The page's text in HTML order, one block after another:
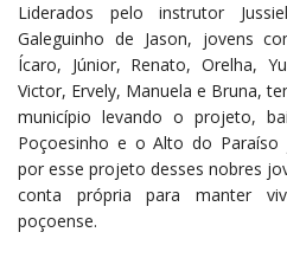
Liderados pelo instrutor
Galeguinho de Jason, jovens
Ícaro, Júnior, Renato, Orelha,
Victor, Ervely, Manuela e Bruna,
município levando o projeto,
Poçoesinho e o Alto do Paraíso
por esse projeto desses nobres
conta própria para manter
poçoense.